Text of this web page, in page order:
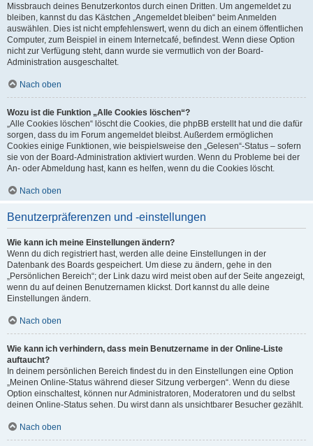
Missbrauch deines Benutzerkontos durch einen Dritten. Um angemeldet zu
bleiben, kannst du das Kästchen „Angemeldet bleiben“ beim Anmelden
auswählen. Dies ist nicht empfehlenswert, wenn du dich an einem öffentlichen
Computer, zum Beispiel in einem Internetcafé, befindest. Wenn diese Option
nicht zur Verfügung steht, dann wurde sie vermutlich von der Board-
Administration ausgeschaltet.
Nach oben
Wozu ist die Funktion „Alle Cookies löschen“?
„Alle Cookies löschen“ löscht die Cookies, die phpBB erstellt hat und die dafür
sorgen, dass du im Forum angemeldet bleibst. Außerdem ermöglichen
Cookies einige Funktionen, wie beispielsweise den „Gelesen“-Status – sofern
sie von der Board-Administration aktiviert wurden. Wenn du Probleme bei der
An- oder Abmeldung hast, kann es helfen, wenn du die Cookies löscht.
Nach oben
Benutzerpräferenzen und -einstellungen
Wie kann ich meine Einstellungen ändern?
Wenn du dich registriert hast, werden alle deine Einstellungen in der
Datenbank des Boards gespeichert. Um diese zu ändern, gehe in den
„Persönlichen Bereich“; der Link dazu wird meist oben auf der Seite angezeigt,
wenn du auf deinen Benutzernamen klickst. Dort kannst du alle deine
Einstellungen ändern.
Nach oben
Wie kann ich verhindern, dass mein Benutzername in der Online-Liste
auftaucht?
In deinem persönlichen Bereich findest du in den Einstellungen eine Option
„Meinen Online-Status während dieser Sitzung verbergen“. Wenn du diese
Option einschaltest, können nur Administratoren, Moderatoren und du selbst
deinen Online-Status sehen. Du wirst dann als unsichtbarer Besucher gezählt.
Nach oben